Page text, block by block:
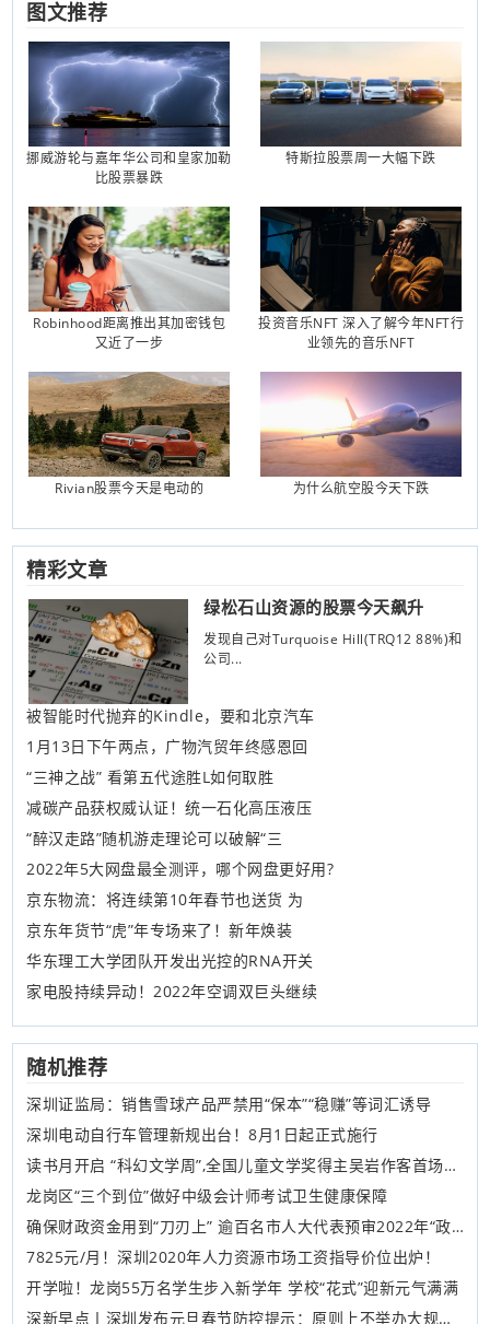
图文推荐
挪威游轮与嘉年华公司和皇家加勒
比股票暴跌
特斯拉股票周一大幅下跌
Robinhood距离推出其加密钱包
又近了一步
投资音乐NFT 深入了解今年NFT行
业领先的音乐NFT
Rivian股票今天是电动的 为什么航空股今天下跌
精彩文章
绿松石山资源的股票今天飙升
发现自己对Turquoise Hill(TRQ12 88%)和
公司...
被智能时代抛弃的Kindle，要和北京汽车
1月13日下午两点，广物汽贸年终感恩回
“三神之战” 看第五代途胜L如何取胜
减碳产品获权威认证！统一石化高压液压
“醉汉走路”随机游走理论可以破解“三
2022年5大网盘最全测评，哪个网盘更好用?
京东物流：将连续第10年春节也送货 为
京东年货节“虎”年专场来了！新年焕装
华东理工大学团队开发出光控的RNA开关
家电股持续异动！2022年空调双巨头继续
随机推荐
深圳证监局：销售雪球产品严禁用“保本”“稳赚”等词汇诱导
深圳电动自行车管理新规出台！8月1日起正式施行
读书月开启 “科幻文学周”,全国儿童文学奖得主吴岩作客首场活动
龙岗区“三个到位”做好中级会计师考试卫生健康保障
确保财政资金用到“刀刃上” 逾百名市人大代表预审2022年“政府账本”
7825元/月！深圳2020年人力资源市场工资指导价位出炉！
开学啦！龙岗55万名学生步入新学年 学校“花式”迎新元气满满
深新早点丨深圳发布元旦春节防控提示：原则上不举办大规模聚集性会议活动